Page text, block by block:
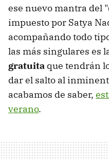
ese nuevo mantra del "
impuesto por Satya
acompañando todo
las más singulares es
gratuita que tendrán
dar el salto al
acabamos de saber,
verano.